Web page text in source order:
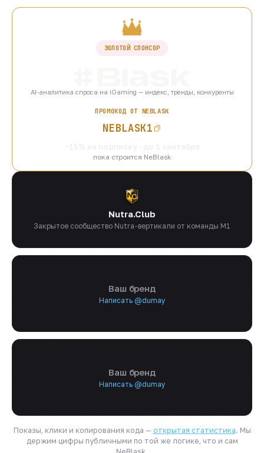
ЗОЛОТОЙ СПОНСОР
AI-аналитика спроса на iGaming — индекс, тренды, конкуренты
ПРОМОКОД ОТ NEBLASK
NEBLASK1
пока строится NeBlask
Nutra.Club
Закрытое сообщество Nutra-вертикали от команды M1
Ваш бренд
Написать @dumay
Ваш бренд
Написать @dumay
Показы, клики и копирования кода — открытая статистика. Мы
держим цифры публичными по той же логике, что и сам